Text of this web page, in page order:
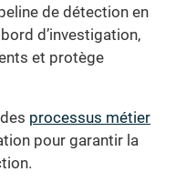
de détection en
d’investigation,
et protège
processus métier
pour garantir la